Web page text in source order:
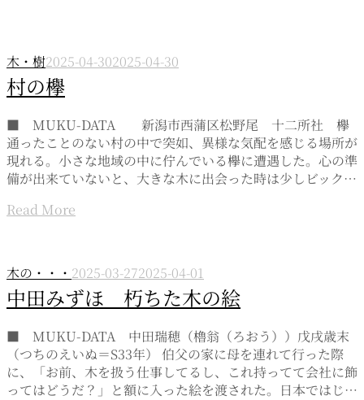
木・樹2025-04-302025-04-30
村の欅
■ MUKU-DATA 新潟市西蒲区松野尾 十二所社 欅
通ったことのない村の中で突如、異様な気配を感じる場所が
現れる。小さな地域の中に佇んでいる欅に遭遇した。心の準
備が出来ていないと、大きな木に出会った時は少しビック…
Read More
木の・・・ 2025-03-272025-04-01
中田みずほ 朽ちた木の絵
■ MUKU-DATA 中田瑞穂（櫓翁（ろおう））戊戌歳末
（つちのえいぬ＝S33年） 伯父の家に母を連れて行った際
に、「お前、木を扱う仕事してるし、これ持ってて会社に飾
ってはどうだ？」と額に入った絵を渡された。日本ではじ…